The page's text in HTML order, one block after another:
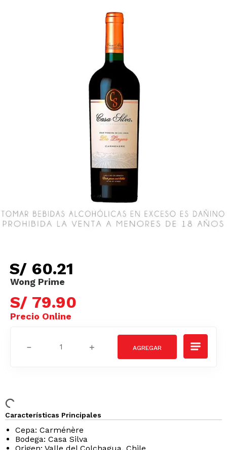
S/ 60.21
S/ 79.90
＋
－
Características Principales
Cepa: Carménère
Bodega: Casa Silva